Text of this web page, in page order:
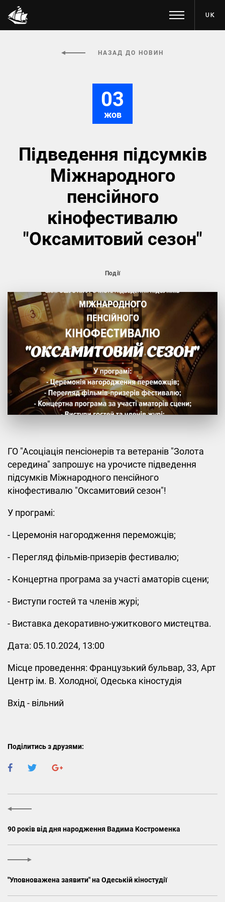
UK
НАЗАД ДО НОВИН
03
жов
Підведення підсумків
Міжнародного
пенсійного
кінофестивалю
"Оксамитовий сезон"
Події
ГО "Асоціація пенсіонерів та ветеранів "Золота
середина" запрошує на урочисте підведення
підсумків Міжнародного пенсійного
кінофестивалю "Оксамитовий сезон"!
У програмі:
- Церемонія нагородження переможців;
- Перегляд фільмів-призерів фестивалю;
- Концертна програма за участі аматорів сцени;
- Виступи гостей та членів журі;
- Виставка декоративно-ужиткового мистецтва.
Дата: 05.10.2024, 13:00
Місце проведення: Французький бульвар, 33, Арт
Центр ім. В. Холодної, Одеська кіностудія
Вхід - вільний
Поділитись з друзями:
90 років від дня народження Вадима Костроменка
"Уповноважена заявити" на Одеській кіностудії